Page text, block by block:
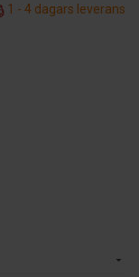
1 - 4 dagars leverans